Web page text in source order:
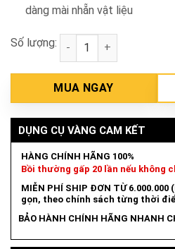
dàng mài nhẵn vật liệu
Số lượng: Giũa gỗ tròn 200mm
MUA NGAY
DỤNG CỤ VÀNG CAM KẾT
HÀNG CHÍNH HÃNG 100%
Bồi thường gấp 20 lần nếu không
MIỄN PHÍ SHIP ĐƠN TỪ
gọn, theo chính sách từng thời
BẢO HÀNH CHÍNH HÃNG NHANH